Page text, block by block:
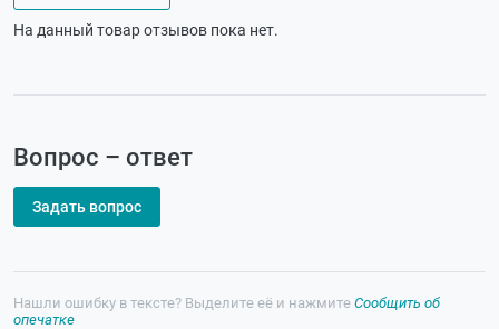
На данный товар отзывов пока нет.
Вопрос – ответ
Задать вопрос
Нашли ошибку в тексте? Выделите её и нажмите Сообщить об
опечатке